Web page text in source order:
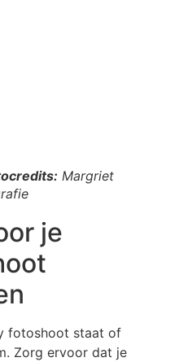
Margriet
je
fotoshoot staat of
Zorg ervoor dat je